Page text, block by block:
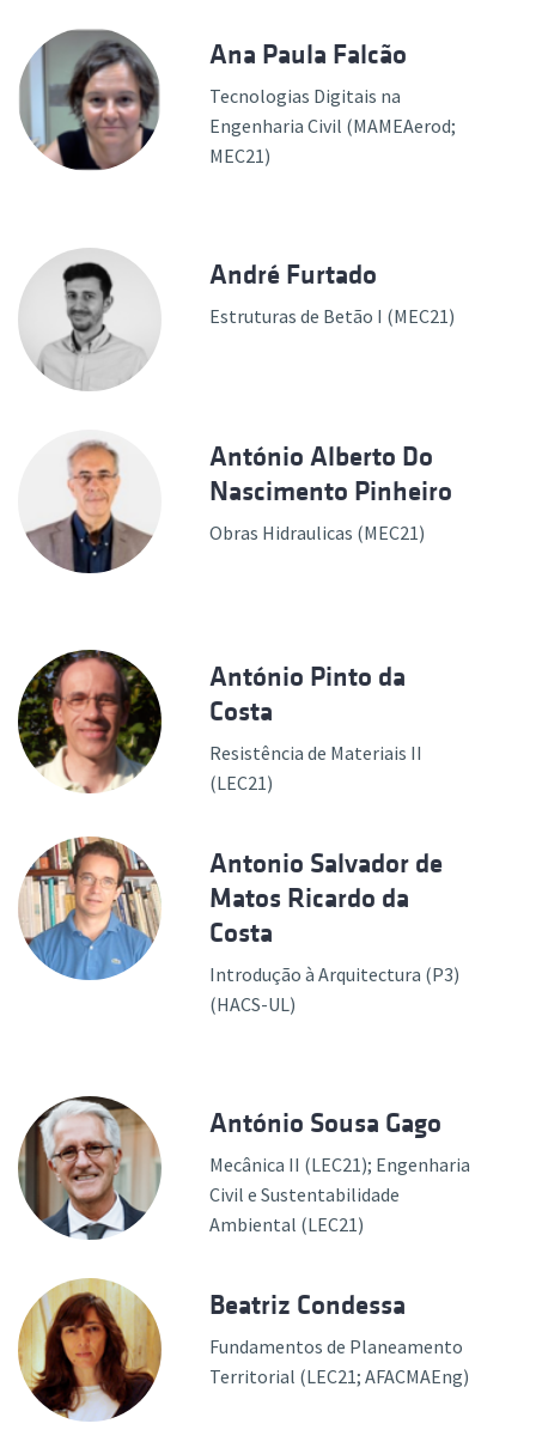
Ana Paula Falcão
Tecnologias Digitais na
Engenharia Civil (MAMEAerod;
MEC21)
André Furtado
Estruturas de Betão I (MEC21)
António Alberto Do
Nascimento Pinheiro
Obras Hidraulicas (MEC21)
António Pinto da
Costa
Resistência de Materiais II
(LEC21)
Antonio Salvador de
Matos Ricardo da
Costa
Introdução à Arquitectura (P3)
(HACS-UL)
António Sousa Gago
Mecânica II (LEC21); Engenharia
Civil e Sustentabilidade
Ambiental (LEC21)
Beatriz Condessa
Fundamentos de Planeamento
Territorial (LEC21; AFACMAEng)